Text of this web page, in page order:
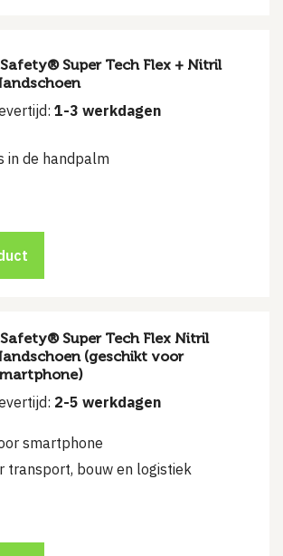
Super Tech Flex + Nitril
1-3 werkdagen
in de handpalm
Super Tech Flex Nitril
(geschikt voor
2-5 werkdagen
smartphone
transport, bouw en logistiek